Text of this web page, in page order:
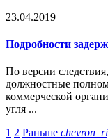
23.04.2019
Подробности
По версии следствия,
должностные
коммерческой
угля ...
1 2 Раньше